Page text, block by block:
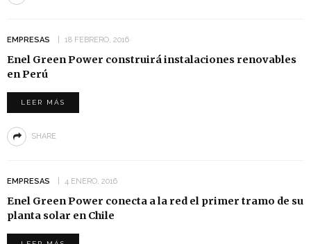
EMPRESAS 18 FEBRERO, 2016
Enel Green Power construirá instalaciones renovables
en Perú
LEER MÁS
SHARE
EMPRESAS 4 ENERO, 2016
Enel Green Power conecta a la red el primer tramo de su
planta solar en Chile